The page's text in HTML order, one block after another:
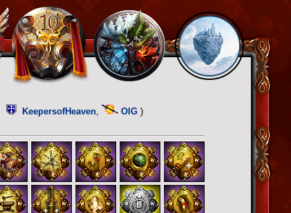
KeepersofHeaven, OIG )